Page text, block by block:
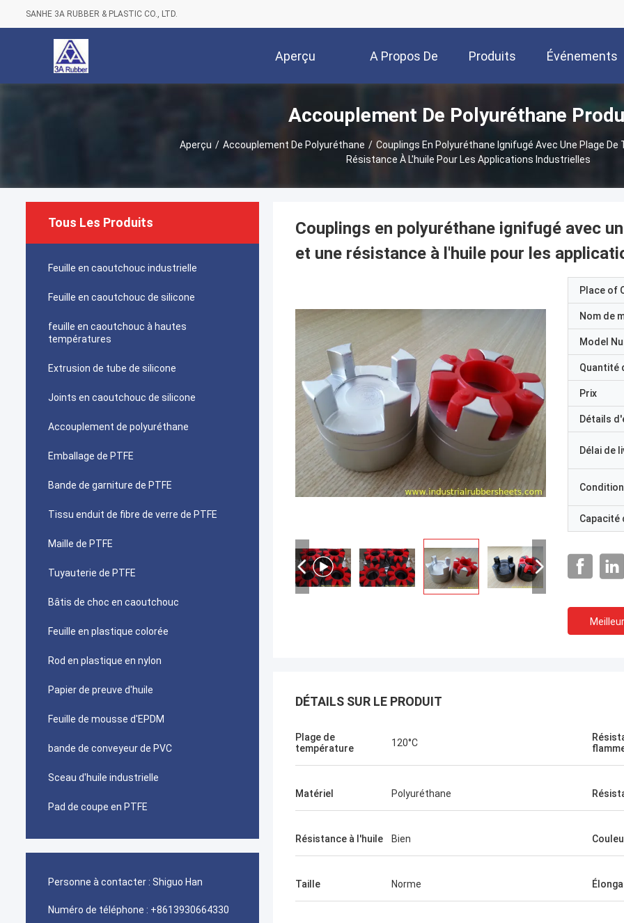
SANHE 3A RUBBER & PLASTIC CO., LTD.
Aperçu A Propos De
Nous
Produits Événements
Accouplement De Polyuréthane
Aperçu / Accouplement De Polyuréthane / Couplings En Polyuréthane Ignifugé Avec Une Plage De
Résistance À L'huile Pour Les Applications Industrielles
Tous Les Produits
Feuille en caoutchouc industrielle
Feuille en caoutchouc de silicone
feuille en caoutchouc à hautes
températures
Extrusion de tube de silicone
Joints en caoutchouc de silicone
Accouplement de polyuréthane
Emballage de PTFE
Bande de garniture de PTFE
Tissu enduit de fibre de verre de PTFE
Maille de PTFE
Tuyauterie de PTFE
Bâtis de choc en caoutchouc
Feuille en plastique colorée
Rod en plastique en nylon
Papier de preuve d'huile
Feuille de mousse d'EPDM
bande de conveyeur de PVC
Sceau d'huile industrielle
Pad de coupe en PTFE
Personne à contacter : Shiguo Han
Numéro de téléphone : +8613930664330
Couplings en polyuréthane ignifugé avec
et une résistance à l'huile pour les
Place of
Nom de
Model
Quantité
Prix
Détails
Délai de
Capacité
DÉTAILS SUR LE PRODUIT
Plage de
température
120°C
Matériel Polyuréthane
Résistance à l'huile Bien
Taille Norme